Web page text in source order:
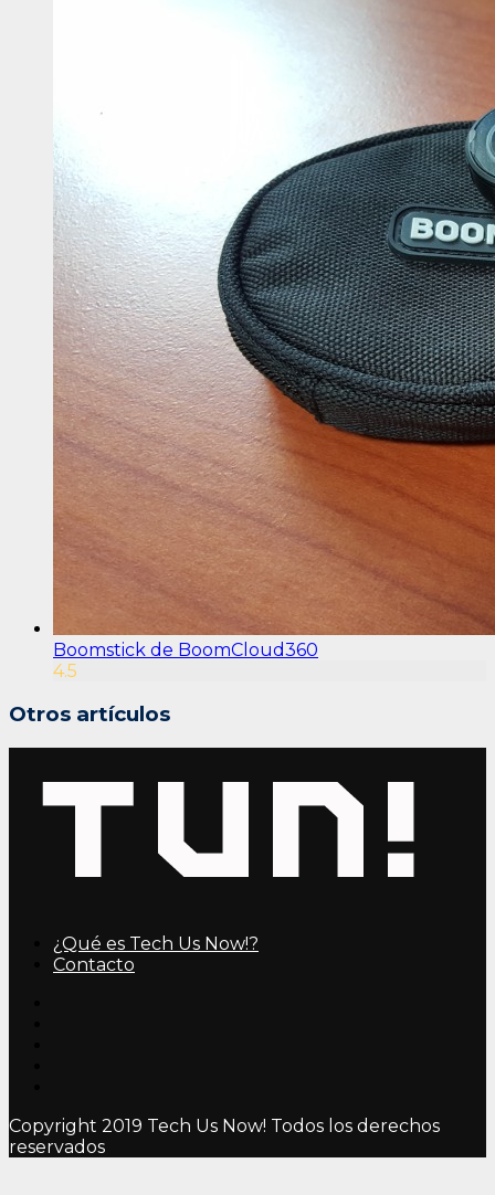
Boomstick de BoomCloud360
4.5
Otros artículos
¿Qué es Tech Us Now!?
Contacto
Copyright 2019 Tech Us Now! Todos los derechos
reservados